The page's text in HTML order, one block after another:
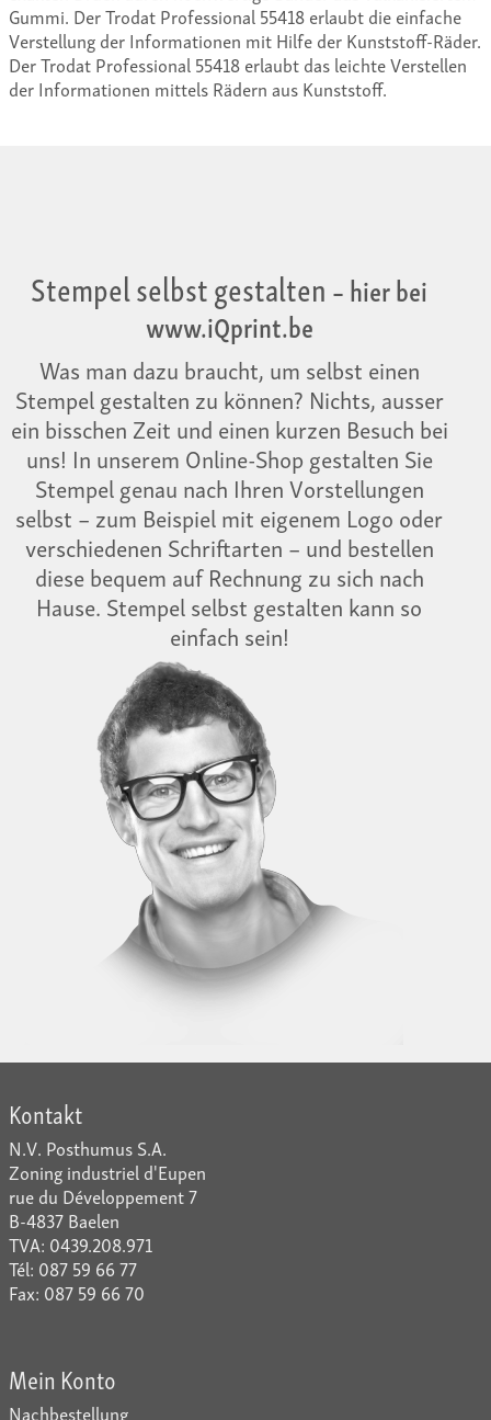
Gummi. Der Trodat Professional 55418 erlaubt die einfache
Verstellung der Informationen mit Hilfe der Kunststoff-Räder.
Der Trodat Professional 55418 erlaubt das leichte Verstellen
der Informationen mittels Rädern aus Kunststoff.
Stempel selbst gestalten– hier bei
www.iQprint.be
Was man dazu braucht, um selbst einen
Stempel gestalten zu können? Nichts, ausser
ein bisschen Zeit und einen kurzen Besuch bei
uns! In unserem Online-Shop gestalten Sie
Stempel genau nach Ihren Vorstellungen
selbst – zum Beispiel mit eigenem Logo oder
verschiedenen Schriftarten – und bestellen
diese bequem auf Rechnung zu sich nach
Hause. Stempel selbst gestalten kann so
einfach sein!
Kontakt
N.V. Posthumus S.A.
Zoning industriel d'Eupen
rue du Développement 7
B-4837 Baelen
TVA: 0439.208.971
Tél: 087 59 66 77
Fax: 087 59 66 70
Mein Konto
Nachbestellung